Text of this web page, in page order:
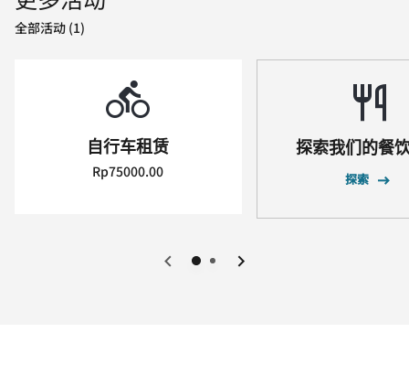
全部活动 (1)
自行车租赁
Rp75000.00
探索我们的餐
探索
上一页 下一页